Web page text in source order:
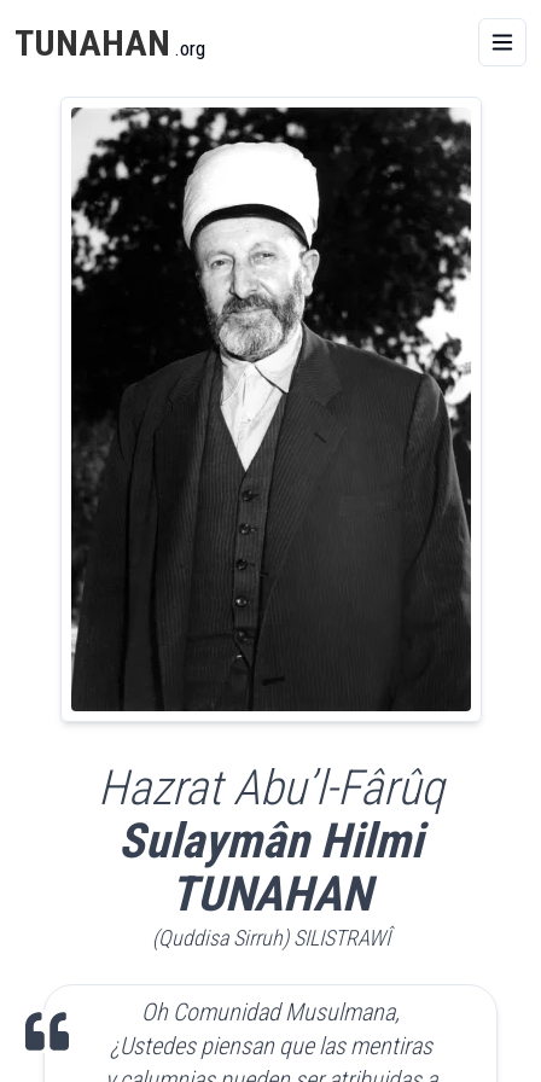
TUNAHAN .org
Hazrat Abu’l-Fârûq
Sulaymân Hilmi
TUNAHAN
(Quddisa Sirruh) SILISTRAWÎ
Oh Comunidad Musulmana,
¿Ustedes piensan que las mentiras